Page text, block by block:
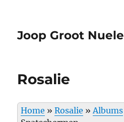
Joop Groot
Rosalie
Home »Rosalie »Albums